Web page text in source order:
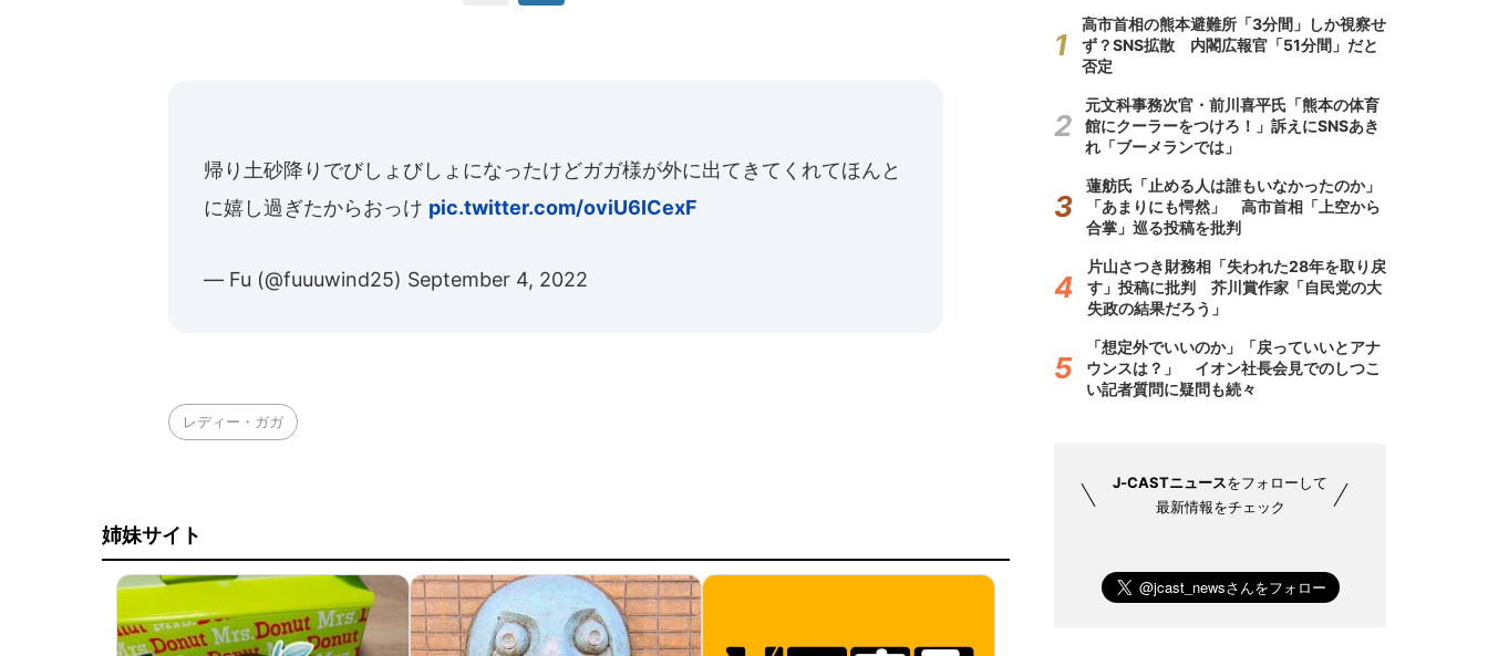
帰り土砂降りでびしょびしょになったけどガガ様が外に出てきてくれてほんと
に嬉し過ぎたからおっけ pic.twitter.com/oviU6ICexF
— Fu (@fuuuwind25) September 4, 2022
レディー・ガガ
姉妹サイト
高市首相の熊本避難所「3分間」しか視察せ
ず？SNS拡散 内閣広報官「51分間」だと
否定
元文科事務次官・前川喜平氏「熊本の体育
館にクーラーをつけろ！」訴えにSNSあき
れ「ブーメランでは」
蓮舫氏「止める人は誰もいなかったのか」
「あまりにも愕然」 高市首相「上空から
合掌」巡る投稿を批判
片山さつき財務相「失われた28年を取り戻
す」投稿に批判 芥川賞作家「自民党の大
失政の結果だろう」
「想定外でいいのか」「戻っていいとアナ
ウンスは？」 イオン社長会見でのしつこ
い記者質問に疑問も続々
J-CASTニュースをフォローして
最新情報をチェック